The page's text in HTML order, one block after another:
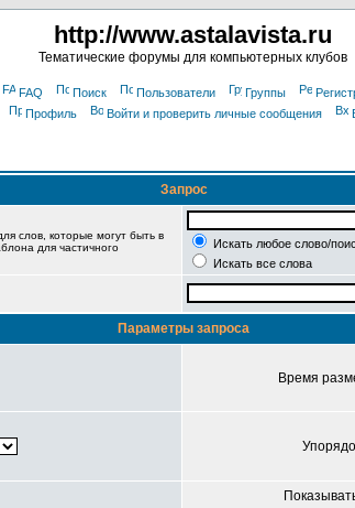
http://www.astalavista.ru
Тематические форумы для компьютерных клубов
FAQ Поиск Пользователи Группы
Профиль
Войти и проверить личные сообщения
Запрос
слов, которые могут быть в
для частичного
Искать любое слово/
Искать все слова
Параметры запроса
Время